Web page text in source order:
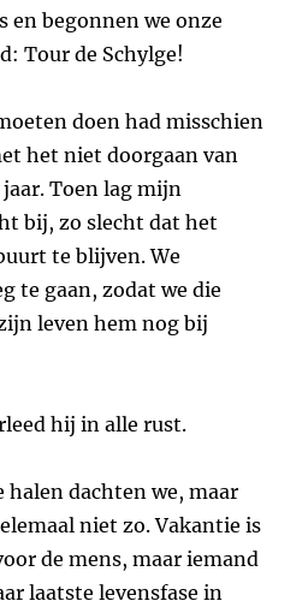
en begonnen we onze
Tour de Schylge!
doen had misschien
het niet doorgaan van
Toen lag mijn
bij, zo slecht dat het
te blijven. We
te gaan, zodat we die
leven hem nog bij
hij in alle rust.
halen dachten we, maar
niet zo. Vakantie is
de mens, maar iemand
laatste levensfase in